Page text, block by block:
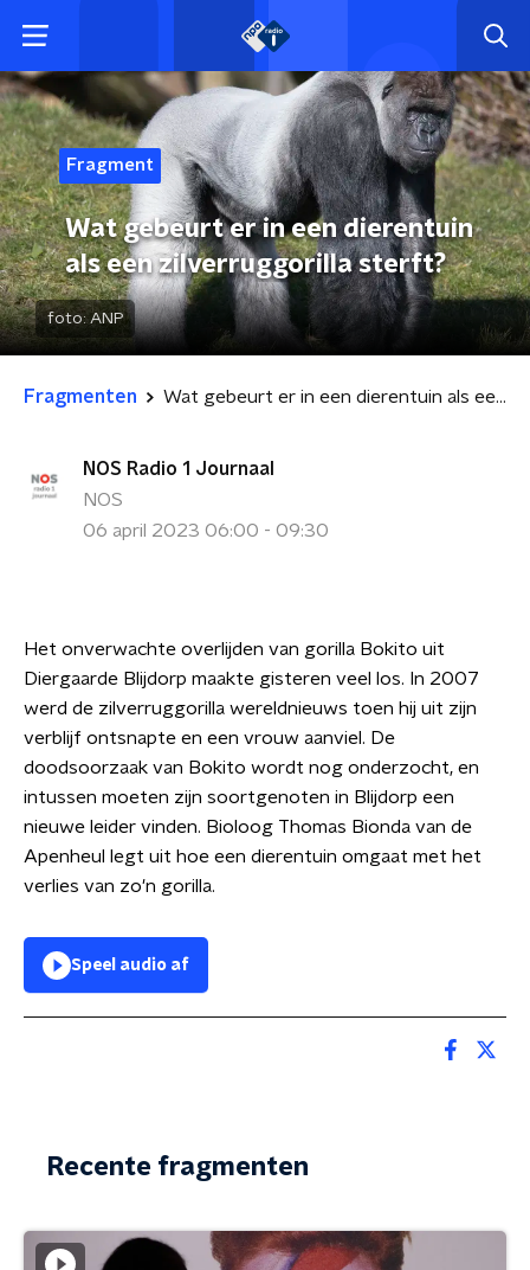
Fragment
Wat gebeurt er in een dierentuin
als een zilverruggorilla sterft?
foto: ANP
Fragmenten Wat gebeurt er in een dierentuin als een zilverruggorilla sterft?
NOS Radio 1 Journaal
NOS
06 april 2023 06:00 - 09:30
Het onverwachte overlijden van gorilla Bokito uit
Diergaarde Blijdorp maakte gisteren veel los. In 2007
werd de zilverruggorilla wereldnieuws toen hij uit zijn
verblijf ontsnapte en een vrouw aanviel. De
doodsoorzaak van Bokito wordt nog onderzocht, en
intussen moeten zijn soortgenoten in Blijdorp een
nieuwe leider vinden. Bioloog Thomas Bionda van de
Apenheul legt uit hoe een dierentuin omgaat met het
verlies van zo'n gorilla.
Speel audio af
Recente fragmenten